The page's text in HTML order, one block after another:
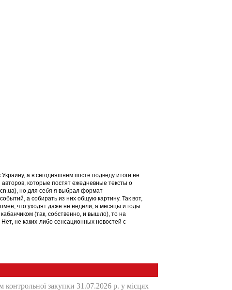
а в сегодняшнем посте подведу итоги не
которые постят ежедневные тексты о
но для себя я выбрал формат
а собирать из них общую картину. Так вот,
что уходят даже не недели, а месяцы и годы
(так, собственно, и вышло), то на
не каких-либо сенсационных новостей с